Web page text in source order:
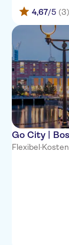
4,67/5 (3)
Go City |
Flexibel·